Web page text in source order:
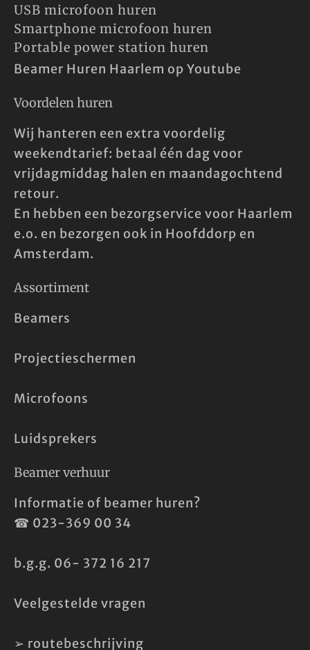
USB microfoon huren
Smartphone microfoon huren
Portable power station huren
Beamer Huren Haarlem op Youtube
Voordelen huren
Wij hanteren een extra voordelig
weekendtarief: betaal één dag voor
vrijdagmiddag halen en maandagochtend
retour.
En hebben een bezorgservice voor Haarlem
e.o. en bezorgen ook in Hoofddorp en
Amsterdam.
Assortiment
Beamers
Projectieschermen
Microfoons
Luidsprekers
Beamer verhuur
Informatie of beamer huren?
☎ 023-369 00 34
b.g.g. 06- 372 16 217
Veelgestelde vragen
➢ routebeschrijving